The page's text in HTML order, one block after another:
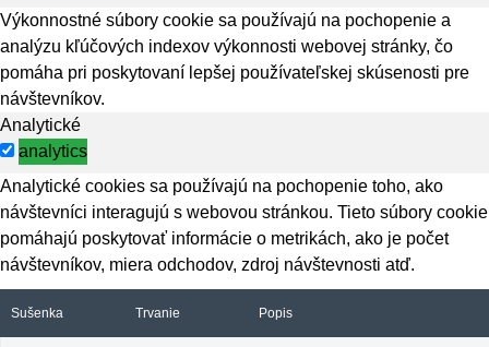
Výkonnostné súbory cookie sa používajú na pochopenie a
analýzu kľúčových indexov výkonnosti webovej stránky, čo
pomáha pri poskytovaní lepšej používateľskej skúsenosti pre
návštevníkov.
Analytické
analytics
Analytické cookies sa používajú na pochopenie toho, ako
návštevníci interagujú s webovou stránkou. Tieto súbory cookie
pomáhajú poskytovať informácie o metrikách, ako je počet
návštevníkov, miera odchodov, zdroj návštevnosti atď.
Sušenka Trvanie Popis